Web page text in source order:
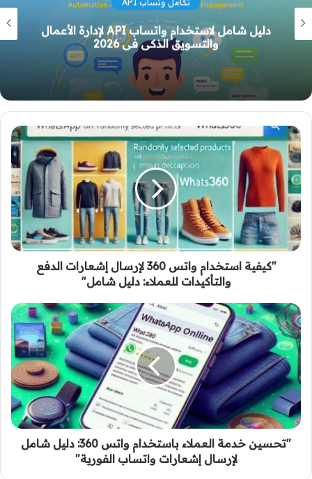
حلّ مشاكل ربط Whats360 مع n8n وNode.js
خطوة بخطوة (دليل شامل للمبرمجين وأصحاب
المشاريع)
"كيفية استخدام واتس 360 لإرسال إشعارات الدفع
والتأكيدات للعملاء: دليل شامل"
"تحسين خدمة العملاء باستخدام واتس 360: دليل شامل
لإرسال إشعارات واتساب الفورية"